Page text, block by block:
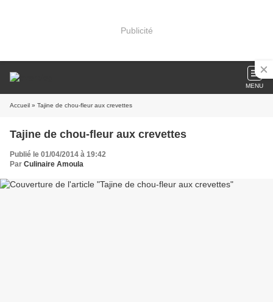
Publicité
MENU
Accueil » Tajine de chou-fleur aux crevettes
Tajine de chou-fleur aux crevettes
Publié le 01/04/2014 à 19:42
Par Culinaire Amoula